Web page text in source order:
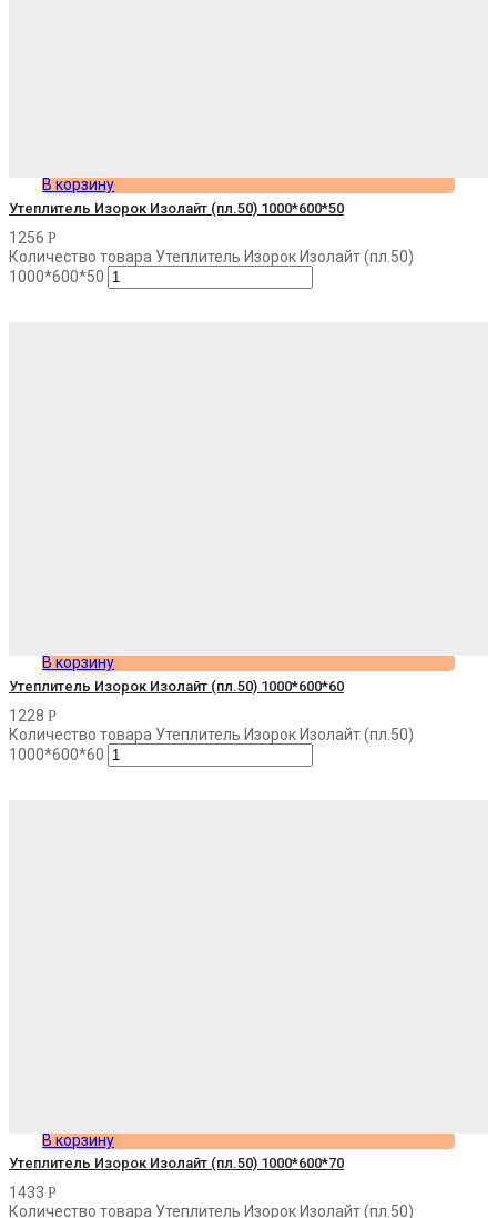
В корзину
Утеплитель Изорок Изолайт (пл.50) 1000*600*50
1256 Р
Количество товара Утеплитель Изорок Изолайт (пл.50)
1000*600*50
В корзину
Утеплитель Изорок Изолайт (пл.50) 1000*600*60
1228 Р
Количество товара Утеплитель Изорок Изолайт (пл.50)
1000*600*60
В корзину
Утеплитель Изорок Изолайт (пл.50) 1000*600*70
1433 Р
Количество товара Утеплитель Изорок Изолайт (пл.50)